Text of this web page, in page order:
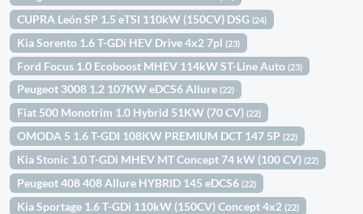
CUPRA León SP 1.5 eTSI 110kW (150CV) DSG(24)
Kia Sorento 1.6 T-GDi HEV Drive 4x2 7pl(23)
Ford Focus 1.0 Ecoboost MHEV 114kW ST-Line Auto(23)
Peugeot 3008 1.2 107KW eDCS6 Allure(22)
Fiat 500 Monotrim 1.0 Hybrid 51KW (70 CV)(22)
OMODA 5 1.6 T-GDI 108KW PREMIUM DCT 147 5P(22)
Kia Stonic 1.0 T-GDi MHEV MT Concept 74 kW (100 CV)(22)
Peugeot 408 408 Allure HYBRID 145 eDCS6(22)
Kia Sportage 1.6 T-GDi 110kW (150CV) Concept 4x2(22)